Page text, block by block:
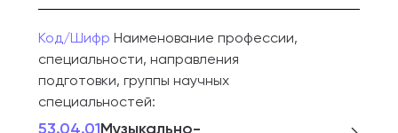
Код/Шифр Наименование профессии,
специальности, направления
подготовки, группы научных
специальностей:
53.04.01Музыкально-